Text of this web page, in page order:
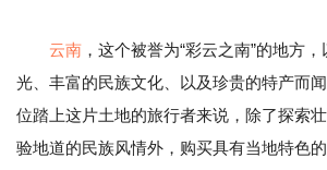
云南 ，这个被誉为“彩云之南”的地方
光、丰富的民族文化、以及珍贵的特产而
位踏上这片土地的旅行者来说，除了探索
验地道的民族风情外，购买具有当地特色